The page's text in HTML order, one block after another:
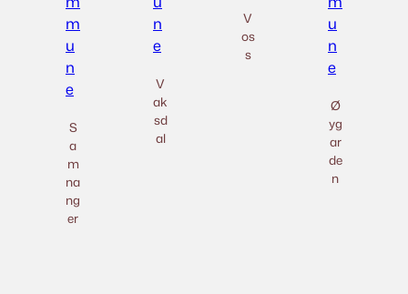
S
a
m
na
ng
er
V
ak
sd
al
V
os
s
Ø
yg
ar
de
n